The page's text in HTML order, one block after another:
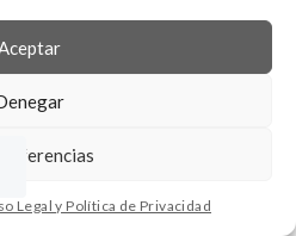
Aceptar
Legal y Política de Privacidad
ponerse un implante